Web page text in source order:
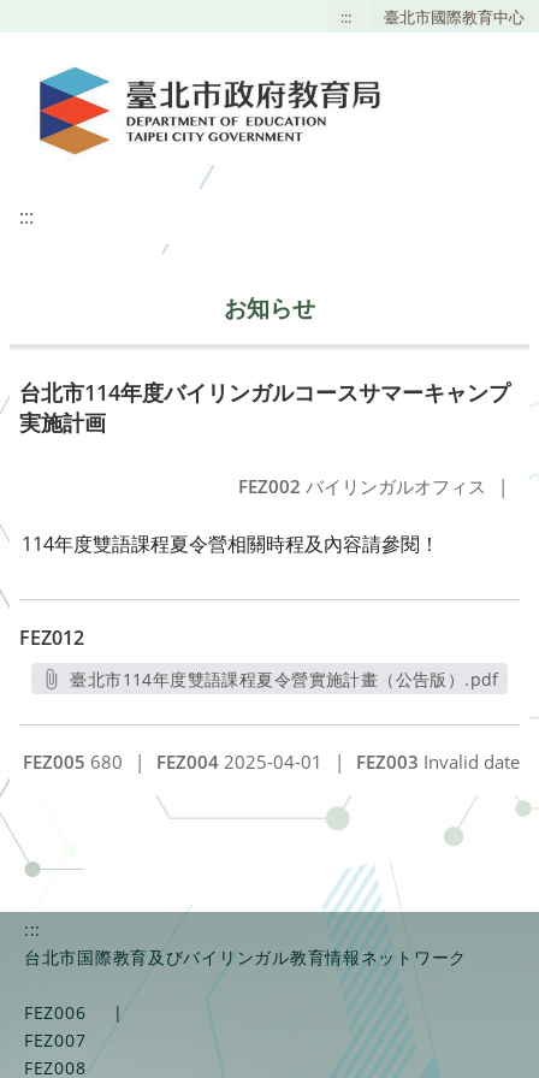
::: 臺北市國際教育中心
:::
お知らせ
台北市114年度バイリンガルコースサマーキャンプ
実施計画
FEZ002 バイリンガルオフィス |
114年度雙語課程夏令營相關時程及內容請參閱！
FEZ012
臺北市114年度雙語課程夏令營實施計畫（公告版）.pdf
FEZ003 Invalid date
FEZ004 2025-04-01 |
FEZ005 680 |
:::
台北市国際教育及びバイリンガル教育情報ネットワーク
FEZ006
|
FEZ007
FEZ008